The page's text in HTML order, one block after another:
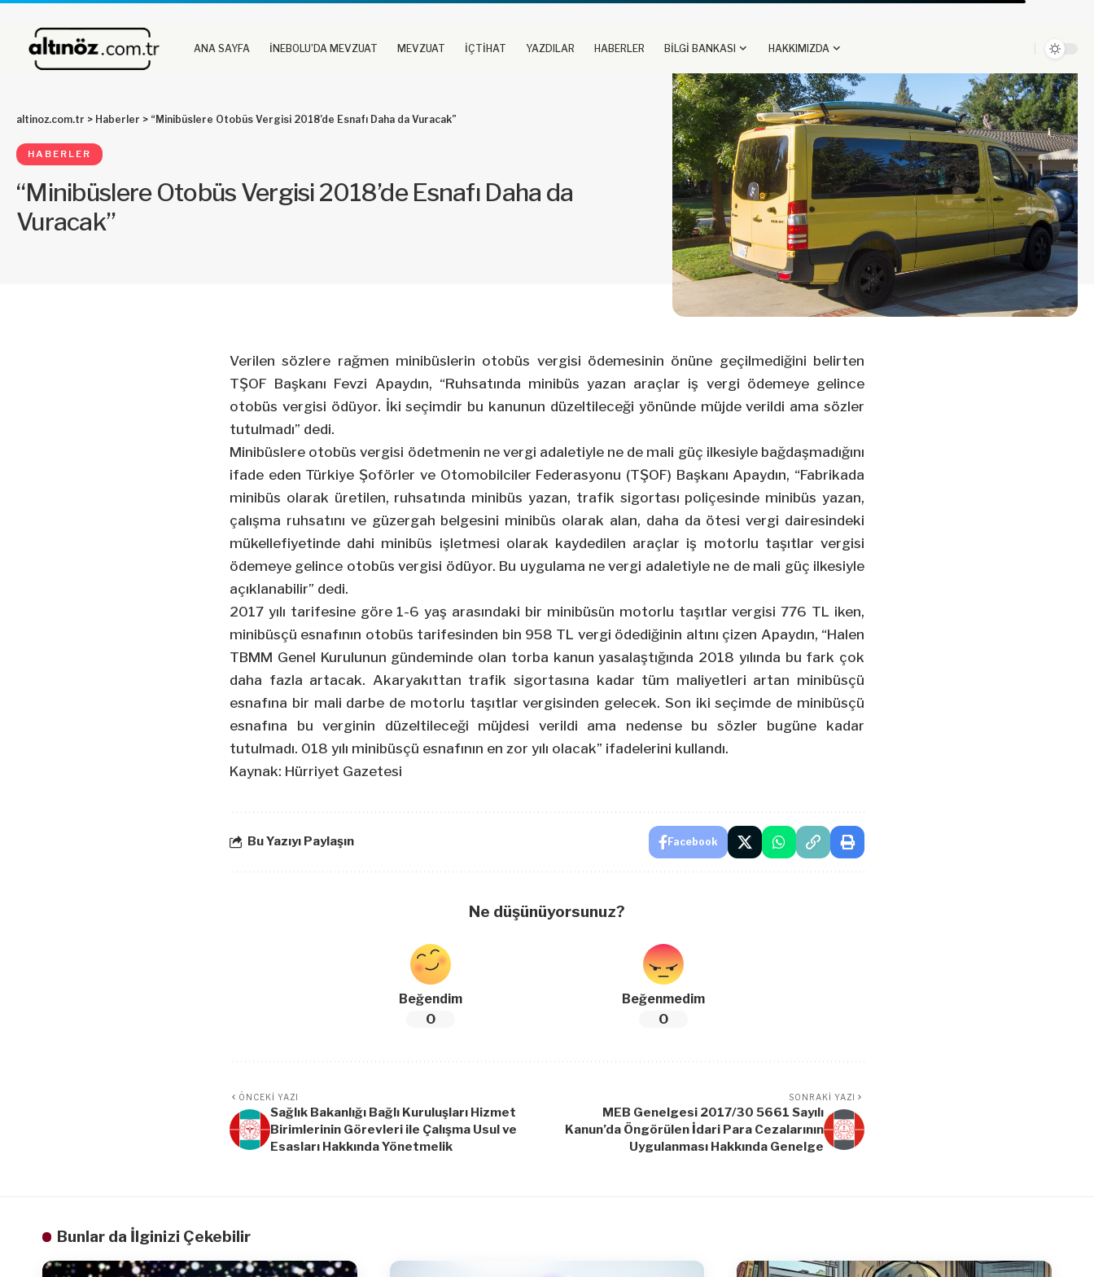
ANA SAYFA İNEBOLU’DA MEVZUAT MEVZUAT İÇTİHAT YAZDILAR HABERLER BİLGİ BANKASI HAKKIMIZDA
altinoz.com.tr > Haberler > “Minibüslere Otobüs Vergisi 2018’de Esnafı Daha da Vuracak”
HABERLER
“Minibüslere Otobüs Vergisi 2018’de Esnafı Daha da
Vuracak”
Verilen sözlere rağmen minibüslerin otobüs vergisi ödemesinin önüne geçilmediğini belirten
TŞOF Başkanı Fevzi Apaydın, “Ruhsatında minibüs yazan araçlar iş vergi ödemeye gelince
otobüs vergisi ödüyor. İki seçimdir bu kanunun düzeltileceği yönünde müjde verildi ama sözler
tutulmadı” dedi.
Minibüslere otobüs vergisi ödetmenin ne vergi adaletiyle ne de mali güç ilkesiyle bağdaşmadığını
ifade eden Türkiye Şoförler ve Otomobilciler Federasyonu (TŞOF) Başkanı Apaydın, “Fabrikada
minibüs olarak üretilen, ruhsatında minibüs yazan, trafik sigortası poliçesinde minibüs yazan,
çalışma ruhsatını ve güzergah belgesini minibüs olarak alan, daha da ötesi vergi dairesindeki
mükellefiyetinde dahi minibüs işletmesi olarak kaydedilen araçlar iş motorlu taşıtlar vergisi
ödemeye gelince otobüs vergisi ödüyor. Bu uygulama ne vergi adaletiyle ne de mali güç ilkesiyle
açıklanabilir” dedi.
2017 yılı tarifesine göre 1-6 yaş arasındaki bir minibüsün motorlu taşıtlar vergisi 776 TL iken,
minibüsçü esnafının otobüs tarifesinden bin 958 TL vergi ödediğinin altını çizen Apaydın, “Halen
TBMM Genel Kurulunun gündeminde olan torba kanun yasalaştığında 2018 yılında bu fark çok
daha fazla artacak. Akaryakıttan trafik sigortasına kadar tüm maliyetleri artan minibüsçü
esnafına bir mali darbe de motorlu taşıtlar vergisinden gelecek. Son iki seçimde de minibüsçü
esnafına bu verginin düzeltileceği müjdesi verildi ama nedense bu sözler bugüne kadar
tutulmadı. 018 yılı minibüsçü esnafının en zor yılı olacak” ifadelerini kullandı.
Kaynak: Hürriyet Gazetesi
Bu Yazıyı Paylaşın Facebook
Ne düşünüyorsunuz?
Beğendim
0
Beğenmedim
0
ÖNCEKI YAZI
Sağlık Bakanlığı Bağlı Kuruluşları Hizmet
Birimlerinin Görevleri ile Çalışma Usul ve
Esasları Hakkında Yönetmelik
SONRAKI YAZI
MEB Genelgesi 2017/30 5661 Sayılı
Kanun’da Öngörülen İdari Para Cezalarının
Uygulanması Hakkında Genelge
Bunlar da İlginizi Çekebilir